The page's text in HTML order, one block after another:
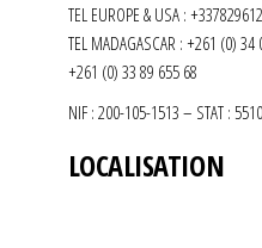
TEL EUROPE & USA :
TEL MADAGASCAR : +261 (0)
+261 (0) 33 89 655 68
NIF : 200-105-1513 – STAT :
LOCALISATION